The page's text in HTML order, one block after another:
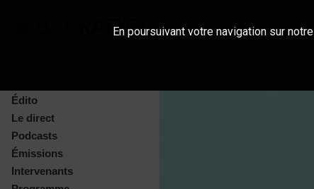
Édito
Le direct
Podcasts
Émissions
Intervenants
En poursuivant votre navigation sur